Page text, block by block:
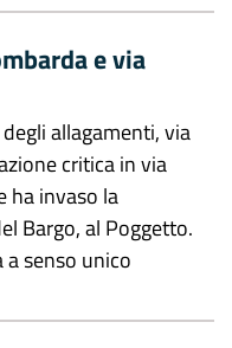
e via
allagamenti, via
critica in via
ha invaso la
Bargo, al Poggetto.
a senso unico